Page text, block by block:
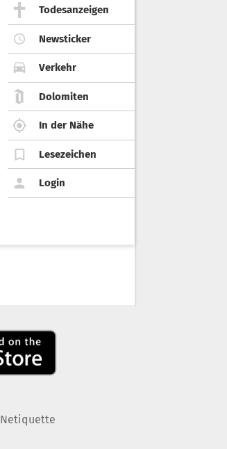
Todesanzeigen
Newsticker
Verkehr
Dolomiten
In der Nähe
Lesezeichen
Login
Netiquette